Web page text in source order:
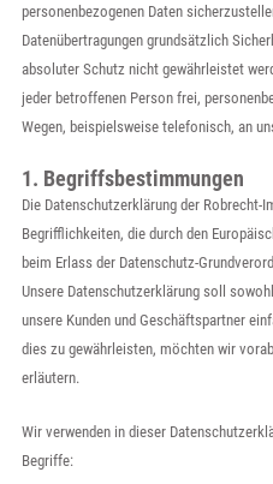
personenbezogenen Daten
Datenübertragungen grundsätzlich
absoluter Schutz nicht gewährleistet
jeder betroffenen Person frei,
Wegen, beispielsweise telefonisch, an
1. Begriffsbestimmungen
Die Datenschutzerklärung der Robrecht-
Begrifflichkeiten, die durch den
beim Erlass der Datenschutz-
Unsere Datenschutzerklärung soll
unsere Kunden und Geschäftspartner
dies zu gewährleisten, möchten wir
erläutern.
Wir verwenden in dieser
Begriffe: